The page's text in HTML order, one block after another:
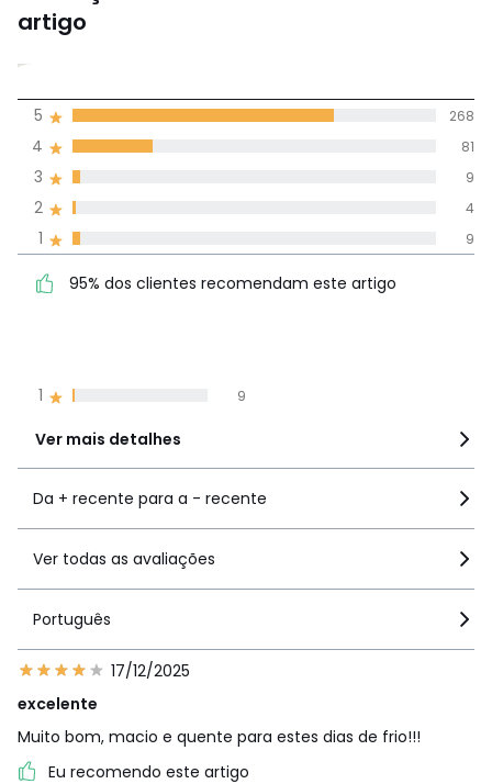
artigo
4,6
(371)
1 9
5
recomendam este artigo
Ver mais detalhes
1 9
2 4
3 9
4 81
5 268
95% dos clientes recomendam este artigo
Da + recente para a - recente
Ver todas as avaliações
Português
17/12/2025
excelente
Muito bom, macio e quente para estes dias de frio!!!
Eu recomendo este artigo